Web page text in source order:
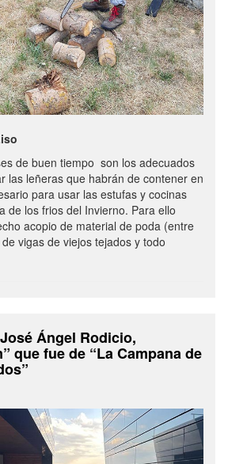
de buen tiempo son los adecuados
las leñeras que habrán de contener en
para usar las estufas y cocinas
de los frios del Invierno. Para ello
acopio de material de poda (entre
vigas de viejos tejados y todo
Ángel Rodicio,
que fue de “La Campana de